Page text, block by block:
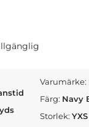
Varumärke:
Färg: Navy
Storlek:YXS